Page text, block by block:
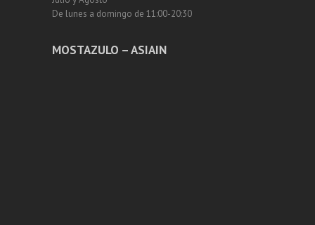
De lunes a domingo de 11:00-20:30
MOSTAZULO – ASIAIN